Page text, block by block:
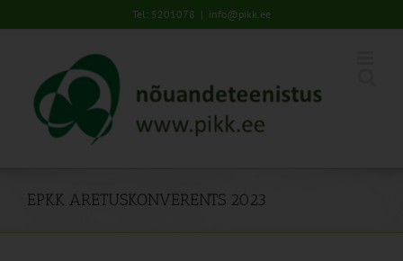
to
Tel: 5201078 | info@pikk.ee
EPKK ARETUSKONVERENTS 2023